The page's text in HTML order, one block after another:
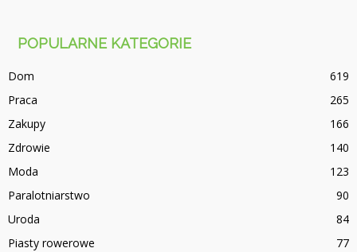
POPULARNE KATEGORIE
Dom
619
Praca
265
Zakupy
166
Zdrowie
140
Moda
123
Paralotniarstwo
90
Uroda
84
Piasty rowerowe
77